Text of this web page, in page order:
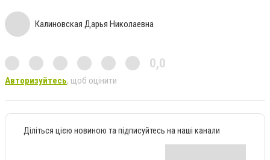
Калиновская Дарья Николаевна
0,0
Авторизуйтесь, щоб оцінити
Діліться цією новиною та підписуйтесь на наші канали